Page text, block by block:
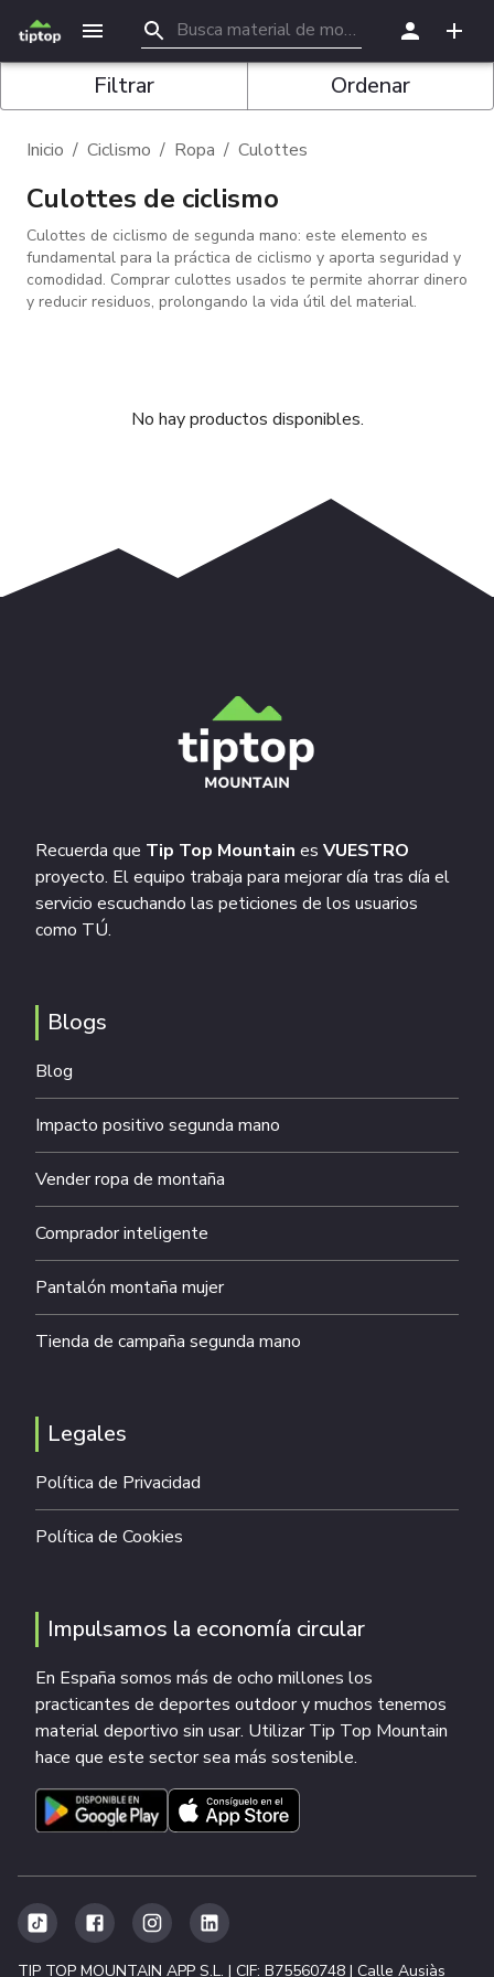
Inicio / Ciclismo / Ropa / Culottes
Culottes de ciclismo
Culottes de ciclismo de segunda mano: este elemento es
fundamental para la práctica de ciclismo y aporta seguridad y
comodidad. Comprar culottes usados te permite ahorrar dinero
y reducir residuos, prolongando la vida útil del material.
Filtrar Ordenar
No hay productos disponibles.
Recuerda que Tip Top Mountain es VUESTRO
proyecto. El equipo trabaja para mejorar día tras día el
servicio escuchando las peticiones de los usuarios
como TÚ.
Blogs
Blog
Impacto positivo segunda mano
Vender ropa de montaña
Comprador inteligente
Pantalón montaña mujer
Tienda de campaña segunda mano
Legales
Política de Privacidad
Política de Cookies
Impulsamos la economía circular
En España somos más de ocho millones los
practicantes de deportes outdoor y muchos tenemos
material deportivo sin usar. Utilizar Tip Top Mountain
hace que este sector sea más sostenible.
TIP TOP MOUNTAIN APP S.L. | CIF: B75560748 | Calle Ausiàs